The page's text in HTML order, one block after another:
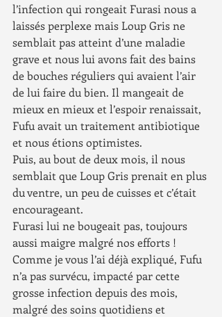
l’infection qui rongeait Furasi nous a
laissés perplexe mais Loup Gris ne
semblait pas atteint d’une maladie
grave et nous lui avons fait des bains
de bouches réguliers qui avaient l’air
de lui faire du bien. Il mangeait de
mieux en mieux et l’espoir renaissait,
Fufu avait un traitement antibiotique
et nous étions optimistes.
Puis, au bout de deux mois, il nous
semblait que Loup Gris prenait en plus
du ventre, un peu de cuisses et c’était
encourageant.
Furasi lui ne bougeait pas, toujours
aussi maigre malgré nos efforts !
Comme je vous l’ai déjà expliqué, Fufu
n’a pas survécu, impacté par cette
grosse infection depuis des mois,
malgré des soins quotidiens et